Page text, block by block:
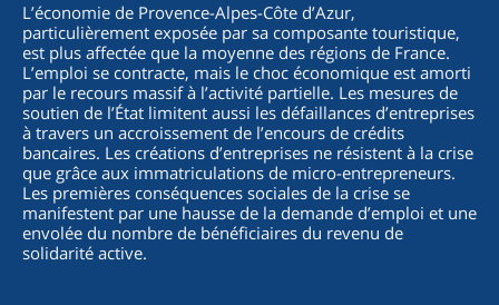
L’économie de Provence-Alpes-Côte d’Azur,
particulièrement exposée par sa composante touristique,
est plus affectée que la moyenne des régions de France.
L’emploi se contracte, mais le choc économique est amorti
par le recours massif à l’activité partielle. Les mesures de
soutien de l’État limitent aussi les défaillances d’entreprises
à travers un accroissement de l’encours de crédits
bancaires. Les créations d’entreprises ne résistent à la crise
que grâce aux immatriculations de micro-entrepreneurs.
Les premières conséquences sociales de la crise se
manifestent par une hausse de la demande d’emploi et une
envolée du nombre de bénéficiaires du revenu de
solidarité active.